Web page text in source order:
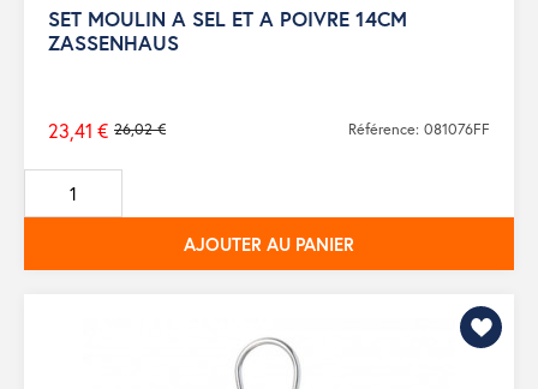
SET MOULIN A SEL ET A POIVRE 14CM
ZASSENHAUS
Prix
de
base
26,02 €
23,41 € Référence: 081076FF
AJOUTER AU PANIER